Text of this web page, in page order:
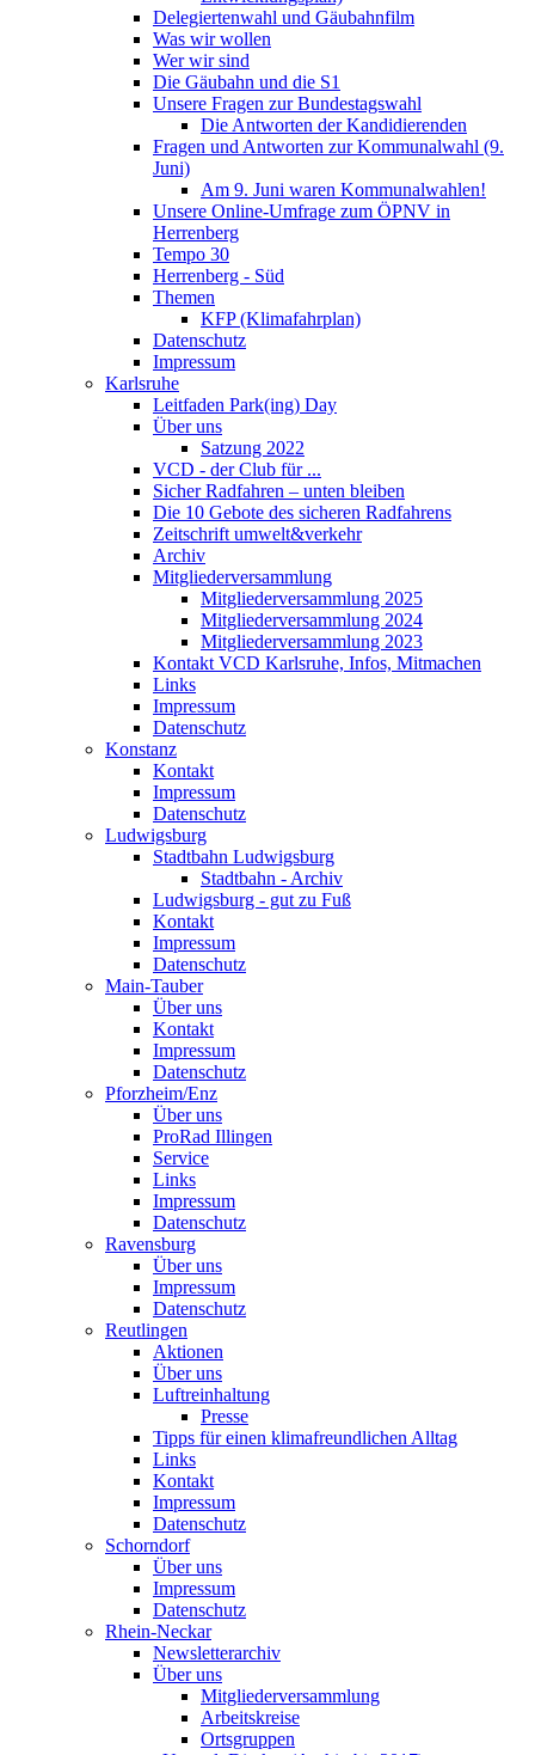
Delegiertenwahl und Gäubahnfilm
Was wir wollen
Wer wir sind
Die Gäubahn und die S1
Unsere Fragen zur Bundestagswahl
Die Antworten der Kandidierenden
Fragen und Antworten zur Kommunalwahl (9.
Juni)
Am 9. Juni waren Kommunalwahlen!
Unsere Online-Umfrage zum ÖPNV in
Herrenberg
Tempo 30
Herrenberg - Süd
Themen
KFP (Klimafahrplan)
Datenschutz
Impressum
Karlsruhe
Leitfaden Park(ing) Day
Über uns
Satzung 2022
VCD - der Club für ...
Sicher Radfahren – unten bleiben
Die 10 Gebote des sicheren Radfahrens
Zeitschrift umwelt&verkehr
Archiv
Mitgliederversammlung
Mitgliederversammlung 2025
Mitgliederversammlung 2024
Mitgliederversammlung 2023
Kontakt VCD Karlsruhe, Infos, Mitmachen
Links
Impressum
Datenschutz
Konstanz
Kontakt
Impressum
Datenschutz
Ludwigsburg
Stadtbahn Ludwigsburg
Stadtbahn - Archiv
Ludwigsburg - gut zu Fuß
Kontakt
Impressum
Datenschutz
Main-Tauber
Über uns
Kontakt
Impressum
Datenschutz
Pforzheim/Enz
Über uns
ProRad Illingen
Service
Links
Impressum
Datenschutz
Ravensburg
Über uns
Impressum
Datenschutz
Reutlingen
Aktionen
Über uns
Luftreinhaltung
Presse
Tipps für einen klimafreundlichen Alltag
Links
Kontakt
Impressum
Datenschutz
Schorndorf
Über uns
Impressum
Datenschutz
Rhein-Neckar
Newsletterarchiv
Über uns
Mitgliederversammlung
Arbeitskreise
Ortsgruppen